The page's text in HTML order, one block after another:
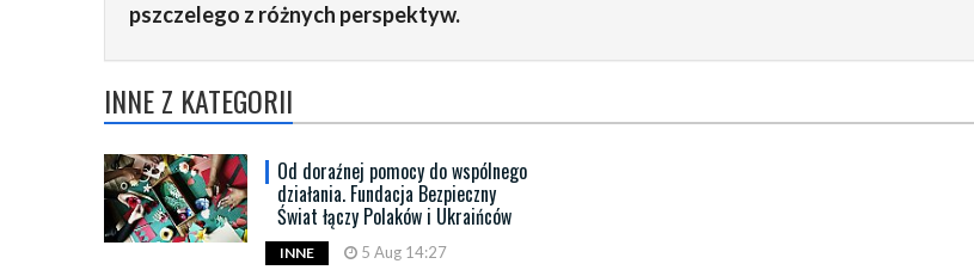
pszczelego z różnych perspektyw.
INNE Z KATEGORII
Od doraźnej pomocy do wspólnego
działania. Fundacja Bezpieczny
Świat łączy Polaków i Ukraińców
INNE 5 Aug 14:27